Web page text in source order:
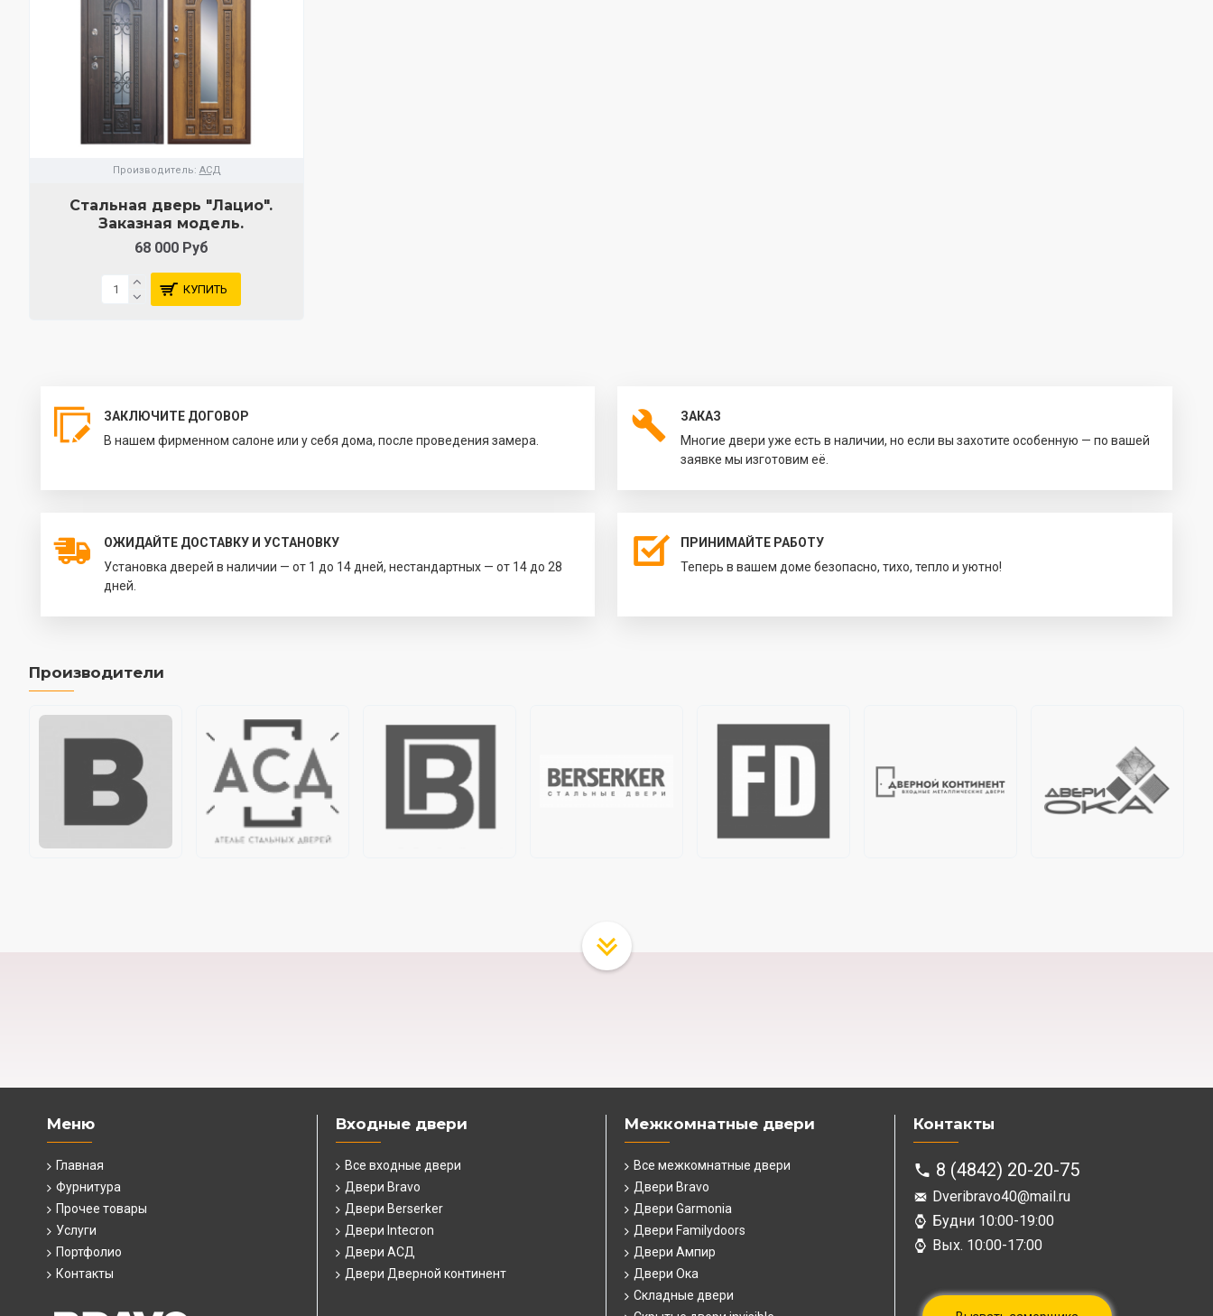
Производитель: АСД
Стальная дверь "Лацио".
Заказная модель.
68 000 Руб
КУПИТЬ
ЗАКЛЮЧИТЕ ДОГОВОР
В нашем фирменном салоне или у себя дома, после проведения замера.
ЗАКАЗ
Многие двери уже есть в наличии, но если вы захотите особенную — по вашей
заявке мы изготовим её.
ОЖИДАЙТЕ ДОСТАВКУ И УСТАНОВКУ
Установка дверей в наличии — от 1 до 14 дней, нестандартных — от 14 до 28
дней.
ПРИНИМАЙТЕ РАБОТУ
Теперь в вашем доме безопасно, тихо, тепло и уютно!
Производители
Меню
Главная
Фурнитура
Прочее товары
Услуги
Портфолио
Контакты
Входные двери
Все входные двери
Двери Bravo
Двери Berserker
Двери Intecron
Двери АСД
Двери Дверной континент
Межкомнатные двери
Все межкомнатные двери
Двери Bravo
Двери Garmonia
Двери Familydoors
Двери Ампир
Двери Ока
Складные двери
Контакты
8 (4842) 20-20-75
Dveribravo40@mail.ru
Будни 10:00-19:00
Вых. 10:00-17:00